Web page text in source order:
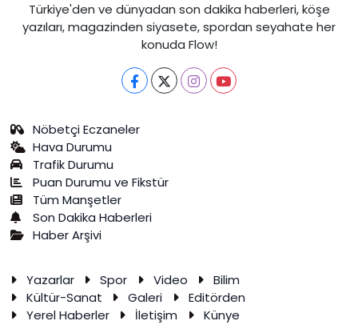
Türkiye'den ve dünyadan son dakika haberleri, köşe
yazıları, magazinden siyasete, spordan seyahate her
konuda Flow!
Nöbetçi Eczaneler
Hava Durumu
Trafik Durumu
Puan Durumu ve Fikstür
Tüm Manşetler
Son Dakika Haberleri
Haber Arşivi
Yazarlar Spor Video
Bilim
Kültür-Sanat
Galeri
Editörden
Yerel Haberler
İletişim Künye